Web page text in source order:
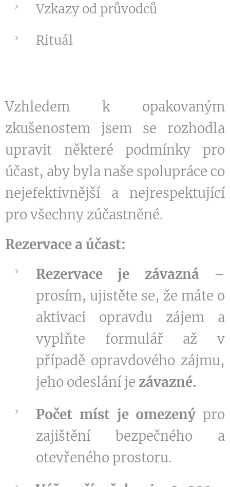
Vzkazy od průvodců
Rituál
Vzhledem k opakovaným
zkušenostem jsem se rozhodla
upravit některé podmínky pro
účast, aby byla naše spolupráce co
nejefektivnější a nejrespektující
pro všechny zúčastněné.
Rezervace a účast:
Rezervace je závazná –
prosím, ujistěte se, že máte o
aktivaci opravdu zájem a
vyplňte formulář až v
případě opravdového zájmu,
jeho odeslání je závazné.
Počet míst je omezený pro
zajištění bezpečného a
otevřeného prostoru.